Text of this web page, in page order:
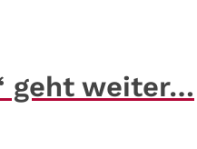
geht weiter…